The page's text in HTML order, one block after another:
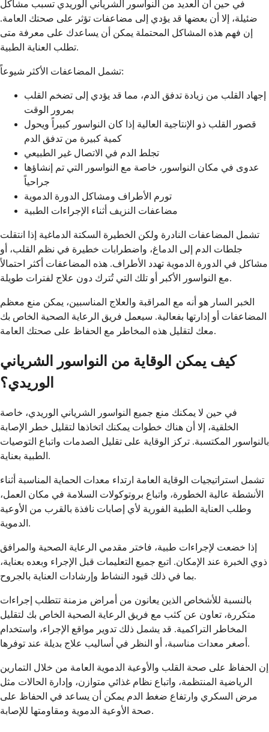
في حين أن العديد من النواسور الشرياني الوريدي تسبب مشاكل
ضئيلة، إلا أن بعضها قد يؤدي إلى مضاعفات تؤثر على صحتك العامة.
إن فهم هذه المشاكل المحتملة يمكن أن يساعدك على معرفة متى
تطلب العناية الطبية.
تشمل المضاعفات الأكثر شيوعاً:
إجهاد القلب من زيادة تدفق الدم، مما قد يؤدي إلى تضخم القلب
بمرور الوقت
قصور القلب ذو الإنتاجية العالية إذا كان النواسور كبيراً ويحول
كمية كبيرة من تدفق الدم
تجلط الدم في الاتصال غير الطبيعي
عدوى في مكان النواسور، خاصة مع النواسور التي تم إنشاؤها
جراحياً
تورم الأطراف ومشاكل الدورة الدموية
مضاعفات النزيف أثناء الإجراءات الطبية
تشمل المضاعفات النادرة ولكن الخطيرة السكتة الدماغية إذا انتقلت
جلطات الدم إلى الدماغ، واضطرابات خطيرة في نظم القلب، أو
مشاكل في الدورة الدموية تهدد الأطراف. هذه المضاعفات أكثر احتمالاً
مع النواسور الأكبر أو تلك التي تُترك دون علاج لفترات طويلة.
الخبر السار هو أنه مع المراقبة والعلاج المناسبين، يمكن منع معظم
المضاعفات أو إدارتها بفعالية. سيعمل فريق الرعاية الصحية الخاص بك
معك لتقليل هذه المخاطر مع الحفاظ على صحتك العامة.
كيف يمكن الوقاية من النواسور الشرياني
الوريدي؟
في حين لا يمكنك منع جميع النواسور الشرياني الوريدي، خاصة
الخلقية، إلا أن هناك خطوات يمكنك اتخاذها لتقليل خطر الإصابة
بالنواسور المكتسبة. تركز الوقاية على تقليل الصدمات واتباع التوصيات
الطبية بعناية.
تشمل استراتيجيات الوقاية العامة ارتداء معدات الحماية المناسبة أثناء
الأنشطة عالية الخطورة، واتباع بروتوكولات السلامة في مكان العمل،
وطلب العناية الطبية الفورية لأي إصابات نافذة بالقرب من الأوعية
الدموية.
إذا خضعت لإجراءات طبية، فاختر مقدمي الرعاية الصحية والمرافق
ذوي الخبرة عند الإمكان. اتبع جميع التعليمات قبل الإجراء وبعده بعناية،
بما في ذلك قيود النشاط وإرشادات العناية بالجروح.
بالنسبة للأشخاص الذين يعانون من أمراض مزمنة تتطلب إجراءات
متكررة، تعاون عن كثب مع فريق الرعاية الصحية الخاص بك لتقليل
المخاطر التراكمية. قد يشمل ذلك تدوير مواقع الإجراء، واستخدام
أصغر معدات مناسبة، أو النظر في أساليب علاج بديلة عند توفرها.
إن الحفاظ على صحة القلب والأوعية الدموية العامة من خلال التمارين
الرياضية المنتظمة، واتباع نظام غذائي متوازن، وإدارة الحالات مثل
مرض السكري وارتفاع ضغط الدم يمكن أن يساعد في الحفاظ على
صحة الأوعية الدموية ومقاومتها للإصابة.